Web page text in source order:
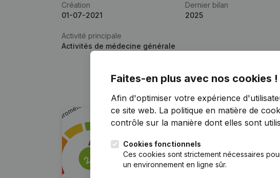
Création
01-07-2021
Dernier bilan
2025
Activité principale
Activités de médecine générale
Faites-en plus avec nos cookies !
Afin d'optimiser votre expérience
ce site web. La politique en matière de
contrôle sur la manière dont elles sont
Cookies fonctionnels
Ces cookies sont strictement nécessaires
un environnement en ligne sûr.